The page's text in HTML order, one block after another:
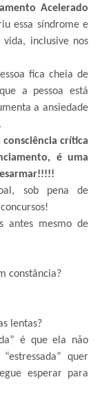
Acelerado
essa síndrome e
inclusive nos
fica cheia de
a pessoa está
a ansiedade
crítica
é uma
sob pena de
antes mesmo de
constância?
lentas?
é que ela não
quer
esperar para